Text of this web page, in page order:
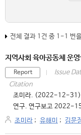
전체 결과 1건 중 1-1 번
지역사회 육아공동체 운
Report Issue
Citation
조미라. (2022-12-31).
연구. 연구보고 2022-
조미라 ; 유해미 ; 김문